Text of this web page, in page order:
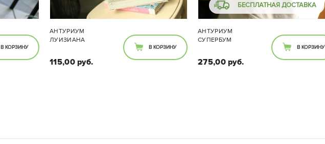
В КОРЗИНУ
АНТУРИУМ
ЛУИЗИАНА
115,00 руб.
В КОРЗИНУ
БЕСПЛАТНАЯ ДОСТАВКА
АНТУРИУМ
СУПЕРБУМ
275,00 руб.
В КОРЗИНУ